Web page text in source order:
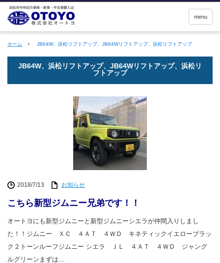
menu
ホーム JB64W、浜松リフトアップ、JB64Wリフトアップ、浜松リフトアップ
JB64W、浜松リフトアップ、JB64Wリフトアップ、浜松リ
フトアップ
2018/7/13 お知らせ
こちら新型ジムニー兄弟です！！
オートヨにも新型ジムニーと新型ジムニーシエラが仲間入りしまし
た！！ジムニー ＸＣ ４ＡＴ ４ＷＤ キネティックイエローブラッ
ク２トーンルーフジムニー シエラ ＪＬ ４ＡＴ ４ＷＤ ジャング
ルグリーンまずは…